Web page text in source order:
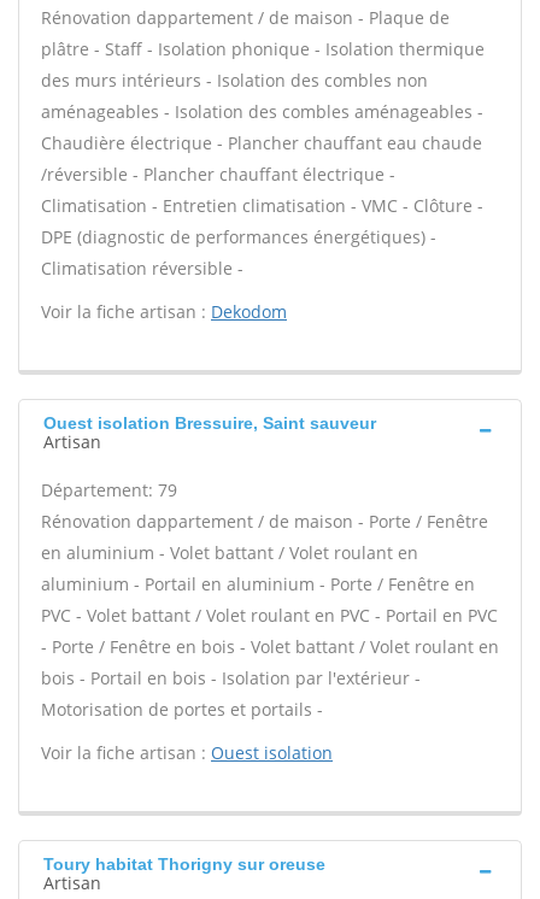
Rénovation dappartement / de maison - Plaque de
plâtre - Staff - Isolation phonique - Isolation thermique
des murs intérieurs - Isolation des combles non
aménageables - Isolation des combles aménageables -
Chaudière électrique - Plancher chauffant eau chaude
/réversible - Plancher chauffant électrique -
Climatisation - Entretien climatisation - VMC - Clôture -
DPE (diagnostic de performances énergétiques) -
Climatisation réversible -
Voir la fiche artisan : Dekodom
Ouest isolation Bressuire, Saint sauveur
Artisan
Département: 79
Rénovation dappartement / de maison - Porte / Fenêtre
en aluminium - Volet battant / Volet roulant en
aluminium - Portail en aluminium - Porte / Fenêtre en
PVC - Volet battant / Volet roulant en PVC - Portail en PVC
- Porte / Fenêtre en bois - Volet battant / Volet roulant en
bois - Portail en bois - Isolation par l'extérieur -
Motorisation de portes et portails -
Voir la fiche artisan : Ouest isolation
Toury habitat Thorigny sur oreuse
Artisan